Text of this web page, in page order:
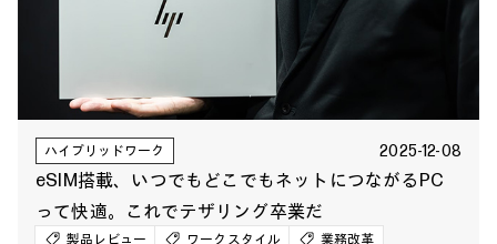
ハイブリッドワーク 2025-12-08
eSIM搭載、いつでもどこでもネットにつながるPC
って快適。これでテザリング卒業だ
製品レビュー ワークスタイル 業務改革